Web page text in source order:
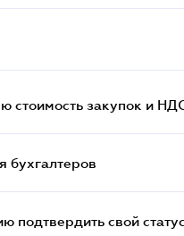
стоимость закупок и
бухгалтеров
свой